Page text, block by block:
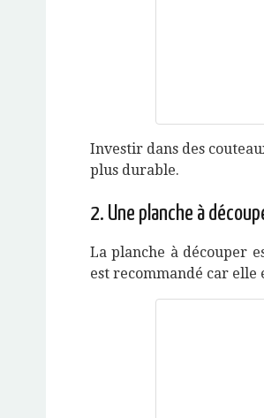
Investir dans des
plus durable.
2. Une planche à
La planche à découper
est recommandé car elle